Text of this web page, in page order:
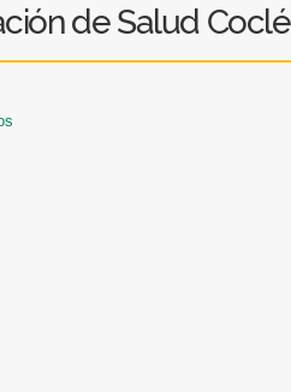
de Salud Coclé